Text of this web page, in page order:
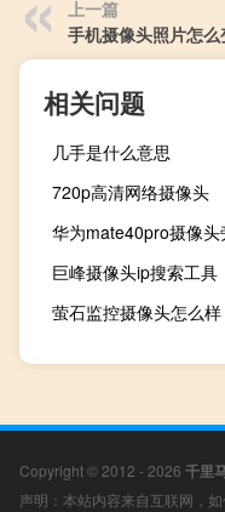
上一篇
手机摄像头照片怎
相关问题
几手是什么意思
720p高清网络摄像头
华为mate40pro摄像
巨峰摄像头ip搜索工具
萤石监控摄像头怎么样
Copyright © 2012 - 2026 千里
声明：本站内容来自互联网，